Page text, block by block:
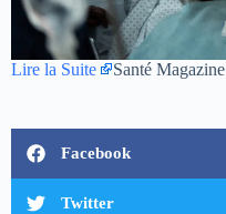
Lire la Suite Santé Magazine
Facebook
Twitter